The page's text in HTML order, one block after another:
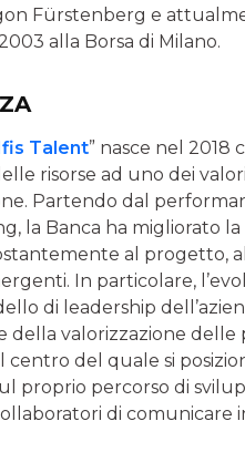
Fürstenberg e
alla Borsa di Milano.
Talent” nasce nel 2018
risorse ad uno dei
Partendo dal
la Banca ha migliorato
al progetto,
In particolare,
di leadership
della valorizzazione
centro del quale si
proprio percorso di
di comunicare